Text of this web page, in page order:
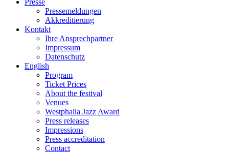
Presse
Pressemeldungen
Akkreditierung
Kontakt
Ihre Ansprechpartner
Impressum
Datenschutz
English
Program
Ticket Prices
About the festival
Venues
Westphalia Jazz Award
Press releases
Impressions
Press accreditation
Contact